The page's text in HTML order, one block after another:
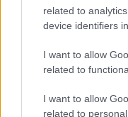
related to
device identifiers
I want to allow
related to
I want to allow
related to